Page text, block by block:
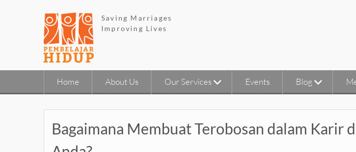
Saving Marriages
Improving Lives
Home About Us Our Services Events Blog
Bagaimana Membuat Terobosan dalam Karir